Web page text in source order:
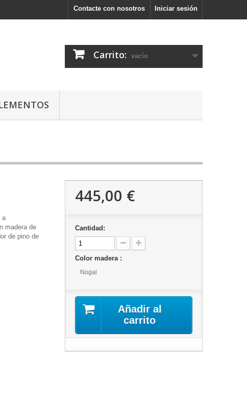
Iniciar sesión
Contacte con nosotros
Carrito: vacío
a
madera de
de pino de
445,00 €
Cantidad:
Color madera :
Nogal
Añadir al
carrito